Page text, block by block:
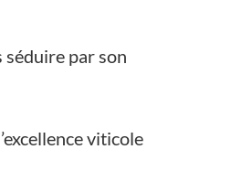
séduire par son
viticole